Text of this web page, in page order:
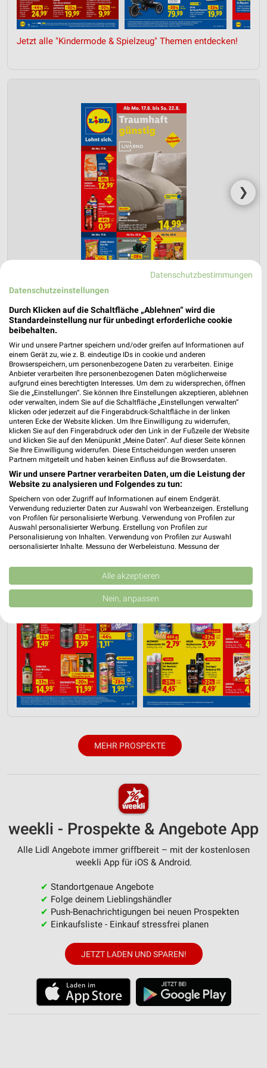
Jetzt alle "Kindermode & Spielzeug" Themen entdecken!
❯
Lidl Prospekt für Bad Bramstedt ab Mo.
den 17.08.
Gültig von 17. Aug. bis 22. Aug.
📅 Kalendereintrag erstellen
PROSPEKT BLÄTTERN
CLEVER SPAREN KINDERMODE & SPIELZEUG WEIN HANDY &
MEHR PROSPEKTE
weekli - Prospekte & Angebote App
Alle Lidl Angebote immer griffbereit – mit der kostenlosen
weekli App für iOS & Android.
✔ Standortgenaue Angebote
✔ Folge deinem Lieblingshändler
✔ Push-Benachrichtigungen bei neuen Prospekten
✔ Einkaufsliste - Einkauf stressfrei planen
JETZT LADEN UND SPAREN!
Datenschutzbestimmungen
Datenschutzeinstellungen
Durch Klicken auf die Schaltfläche „Ablehnen“ wird die
Standardeinstellung nur für unbedingt erforderliche cookie
beibehalten.
Wir und unsere Partner speichern und/oder greifen auf Informationen auf
einem Gerät zu, wie z. B. eindeutige IDs in cookie und anderen
Browserspeichern, um personenbezogene Daten zu verarbeiten. Einige
Anbieter verarbeiten Ihre personenbezogenen Daten möglicherweise
aufgrund eines berechtigten Interesses. Um dem zu widersprechen, öffnen
Sie die „Einstellungen“. Sie können Ihre Einstellungen akzeptieren, ablehnen
oder verwalten, indem Sie auf die Schaltfläche „Einstellungen verwalten“
klicken oder jederzeit auf die Fingerabdruck-Schaltfläche in der linken
unteren Ecke der Website klicken. Um Ihre Einwilligung zu widerrufen,
klicken Sie auf den Fingerabdruck oder den Link in der Fußzeile der Website
und klicken Sie auf den Menüpunkt „Meine Daten“. Auf dieser Seite können
Sie Ihre Einwilligung widerrufen. Diese Entscheidungen werden unseren
Partnern mitgeteilt und haben keinen Einfluss auf die Browserdaten.
Wir und unsere Partner verarbeiten Daten, um die Leistung der
Website zu analysieren und Folgendes zu tun:
Speichern von oder Zugriff auf Informationen auf einem Endgerät.
Verwendung reduzierter Daten zur Auswahl von Werbeanzeigen. Erstellung
von Profilen für personalisierte Werbung. Verwendung von Profilen zur
Auswahl personalisierter Werbung. Erstellung von Profilen zur
Personalisierung von Inhalten. Verwendung von Profilen zur Auswahl
personalisierter Inhalte. Messung der Werbeleistung. Messung der
Kombinationen von Daten aus verschiedenen Quellen. Entwicklung und
Verbesserung der Angebote. Verwendung reduzierter Daten zur Auswahl
von Inhalten.
Daten können außerhalb der Europäischen Union weitergegeben und in die
USA gesendet werden.
Website/App.
Partnerliste anzeigen (1 IAB-Anbieter)
Wir nutzen Ihre Daten für folgende Zwecke:
IAB-Verarbeitungszwecke:
Speichern von oder Zugriff auf Informationen
auf einem Endgerät
Erstellung von Profilen für personalisierte
Verwendung von Profilen zur Auswahl
Erstellung von Profilen zur Personalisierung
Verwendung von Profilen zur Auswahl
Messung der Werbeleistung
Messung der Performance von Inhalten
Analyse von Zielgruppen durch Statistiken oder
Kombinationen von Daten aus verschiedenen
Entwicklung und Verbesserung der Angebote
Alle akzeptieren
Nein, anpassen